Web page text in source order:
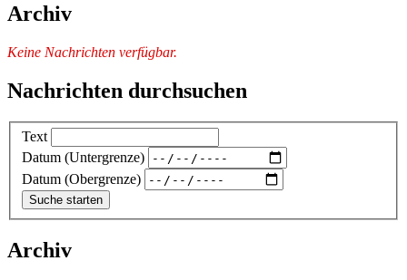
Archiv
Keine Nachrichten verfügbar.
Nachrichten durchsuchen
Text
Datum (Untergrenze)
Datum (Obergrenze)
Archiv